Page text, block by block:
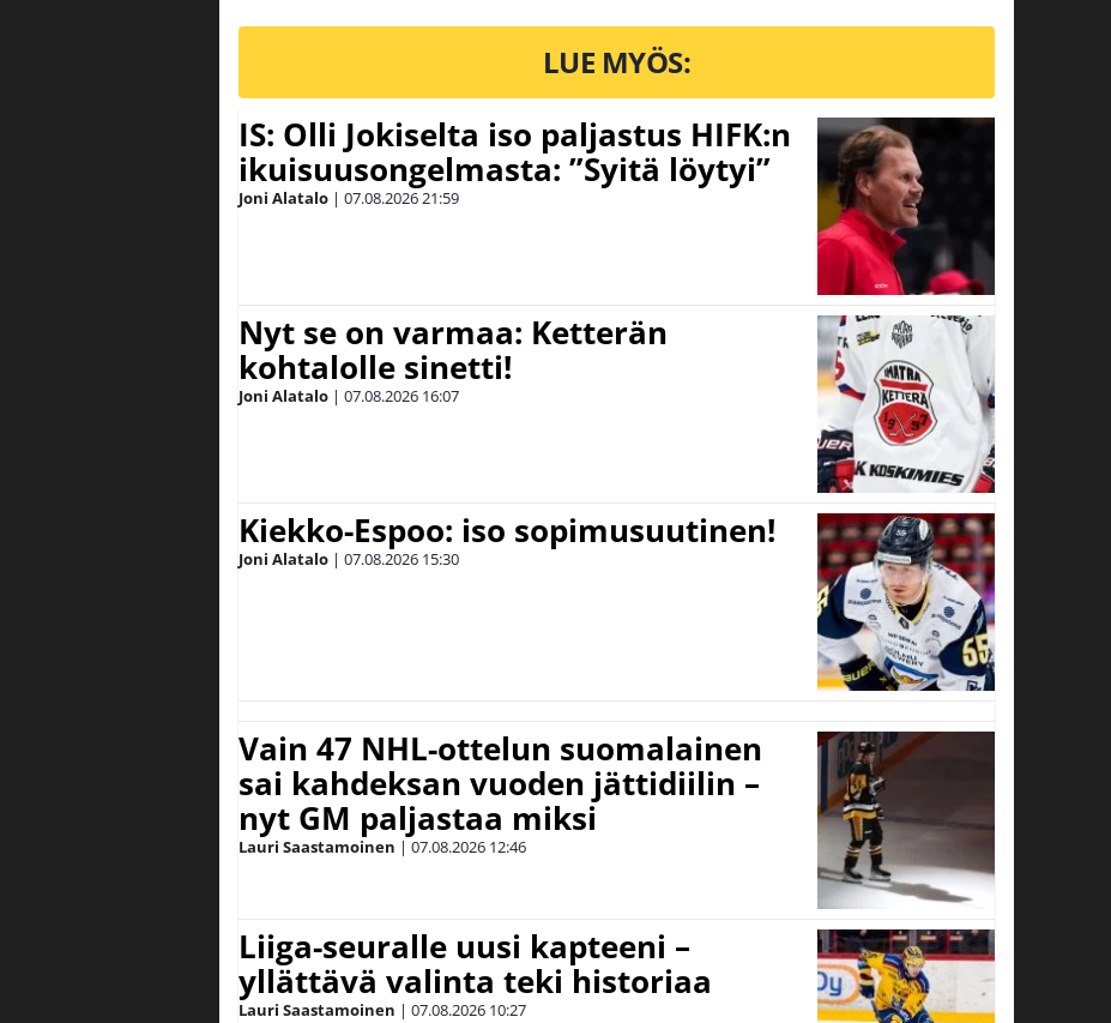
LUE MYÖS:
IS: Olli Jokiselta iso paljastus HIFK:n
ikuisuusongelmasta: ”Syitä löytyi”
Joni Alatalo | 07.08.202621:59
Nyt se on varmaa: Ketterän
kohtalolle sinetti!
Joni Alatalo | 07.08.2026 16:07
Kiekko-Espoo: iso sopimusuutinen!
Joni Alatalo | 07.08.2026 15:30
Vain 47 NHL-ottelun suomalainen
sai kahdeksan vuoden jättidiilin –
nyt GM paljastaa miksi
Lauri Saastamoinen | 07.08.2026 12:46
Liiga-seuralle uusi kapteeni –
yllättävä valinta teki historiaa
Lauri Saastamoinen | 07.08.2026 10:27